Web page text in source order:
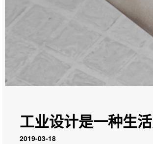
工业设计是一种生
2019-03-18